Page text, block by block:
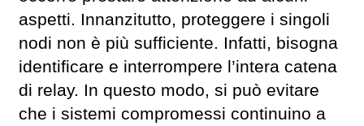
aspetti. Innanzitutto, proteggere i singoli
nodi non è più sufficiente. Infatti, bisogna
identificare e interrompere l’intera catena
di relay. In questo modo, si può evitare
che i sistemi compromessi continuino a